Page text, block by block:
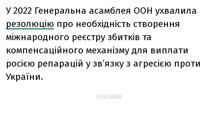
У 2022 Генеральна асамблея ООН ухвалила
резолюцію про необхідність створення
міжнародного реєстру збитків та
компенсаційного механізму для виплати
росією репарацій у зв’язку з агресією проти
України.
РЕКЛАМА: